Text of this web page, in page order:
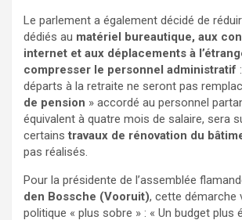
Le parlement a également décidé de
dédiés au matériel bureautique, aux
internet et aux déplacements à
compresser le personnel administratif
départs à la retraite ne seront pas
de pension » accordé au personnel
équivalent à quatre mois de salaire, sera
certainstravaux de rénovation du
pas réalisés.
Pour la présidente de l’assemblée
den Bossche (Vooruit), cette démarche
politique « plus sobre » : « Un budget plus